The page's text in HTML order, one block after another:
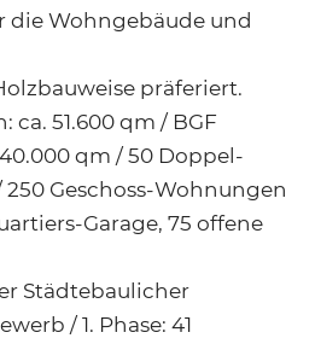
die Wohngebäude und
präferiert.
ca. 51.600 qm / BGF
qm / 50 Doppel-
Geschoss-Wohnungen
Garage, 75 offene
Städtebaulicher
/ 1. Phase: 41